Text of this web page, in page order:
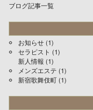
ブログ記事一覧
お知らせ (1)
セラピスト (1)
新人情報 (1)
メンズエステ (1)
新宿歌舞伎町 (1)